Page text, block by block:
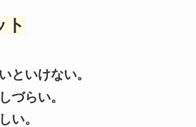
ト
といけない。
づらい。
い。